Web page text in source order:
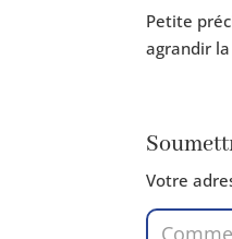
Petite
agran­dir
Votre